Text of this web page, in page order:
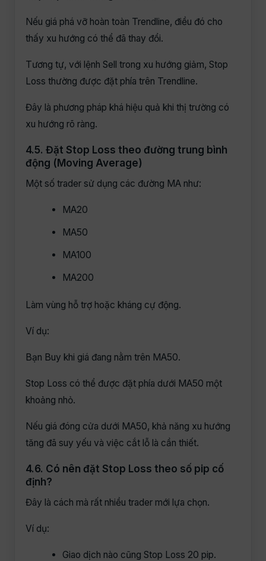
Nếu giá phá vỡ hoàn toàn Trendline, điều đó cho
thấy xu hướng có thể đã thay đổi.
Tương tự, với lệnh Sell trong xu hướng giảm, Stop
Loss thường được đặt phía trên Trendline.
Đây là phương pháp khá hiệu quả khi thị trường có
xu hướng rõ ràng.
4.5. Đặt Stop Loss theo đường trung bình
động (Moving Average)
Một số trader sử dụng các đường MA như:
MA20
MA50
MA100
MA200
Làm vùng hỗ trợ hoặc kháng cự động.
Ví dụ:
Bạn Buy khi giá đang nằm trên MA50.
Stop Loss có thể được đặt phía dưới MA50 một
khoảng nhỏ.
Nếu giá đóng cửa dưới MA50, khả năng xu hướng
tăng đã suy yếu và việc cắt lỗ là cần thiết.
4.6. Có nên đặt Stop Loss theo số pip cố
định?
Đây là cách mà rất nhiều trader mới lựa chọn.
Ví dụ:
Giao dịch nào cũng Stop Loss 20 pip.